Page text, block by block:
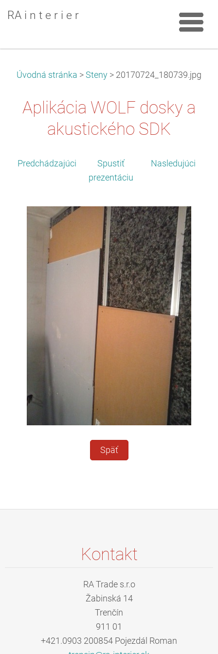
RA i n t e r i e r
Úvodná stránka > Steny > 20170724_180739.jpg
Aplikácia WOLF dosky a
akustického SDK
Predchádzajúci
Spustiť
prezentáciu
Nasledujúci
Späť
Kontakt
RA Trade s.r.o
Žabinská 14
Trenčín
911 01
+421.0903 200854 Pojezdál Roman